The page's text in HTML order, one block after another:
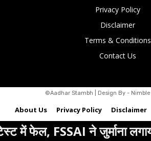
Privacy Policy
Disclaimer
Terms & Conditions
Contact Us
©Aadhar Stambh | Design By -
About Us Privacy Policy Disclaimer
Terms & Conditions Contact Us
लगाया…